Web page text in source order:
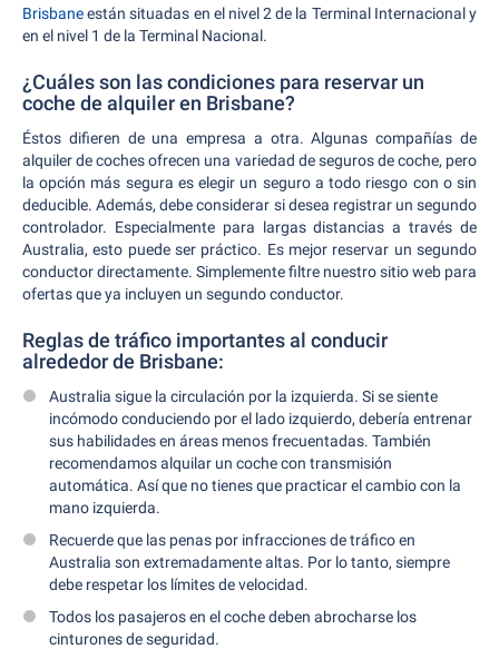
Brisbaneestán situadas en el nivel 2 de la Terminal Internacional y
en el nivel 1 de la Terminal Nacional.
¿Cuáles son las condiciones para reservar un
coche de alquiler en Brisbane?
Éstos difieren de una empresa a otra. Algunas compañías de
alquiler de coches ofrecen una variedad de seguros de coche, pero
la opción más segura es elegir un seguro a todo riesgo con o sin
deducible. Además, debe considerar si desea registrar un segundo
controlador. Especialmente para largas distancias a través de
Australia, esto puede ser práctico. Es mejor reservar un segundo
conductor directamente. Simplemente filtre nuestro sitio web para
ofertas que ya incluyen un segundo conductor.
Reglas de tráfico importantes al conducir
alrededor de Brisbane:
Australia sigue la circulación por la izquierda. Si se siente
incómodo conduciendo por el lado izquierdo, debería entrenar
sus habilidades en áreas menos frecuentadas. También
recomendamos alquilar un coche con transmisión
automática. Así que no tienes que practicar el cambio con la
mano izquierda.
Recuerde que las penas por infracciones de tráfico en
Australia son extremadamente altas. Por lo tanto, siempre
debe respetar los límites de velocidad.
Todos los pasajeros en el coche deben abrocharse los
cinturones de seguridad.